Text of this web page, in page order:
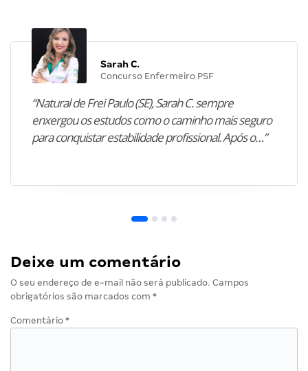
Sarah C.
Concurso Enfermeiro PSF
“Natural de Frei Paulo (SE), Sarah C. sempre
enxergou os estudos como o caminho mais seguro
para conquistar estabilidade profissional. Após o…”
Deixe um comentário
O seu endereço de e-mail não será publicado. Campos
obrigatórios são marcados com *
Comentário *